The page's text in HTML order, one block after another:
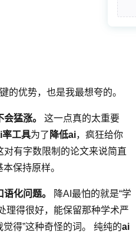
的优势，也是我最想夸的。
猛涨。
这一点真的太重要
率工具为了 降低ai，疯狂给你
有字数限制的论文来说简直
保持原样。
化问题。
降AI最怕的就是“学
理得很好，能保留那种学术严
觉得”这种奇怪的词。 纯纯的ai